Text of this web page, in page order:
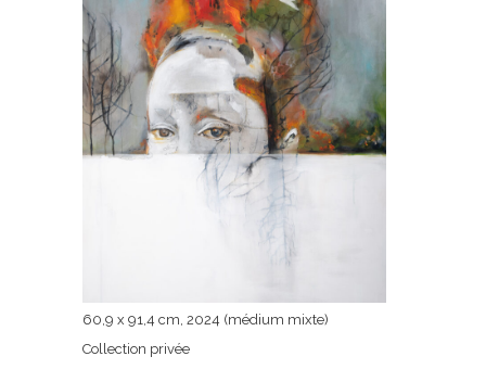
60,9 x 91,4 cm, 2024 (médium mixte)
Collection privée